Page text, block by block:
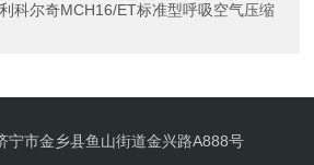
科尔奇MCH16/ET标准型呼吸空气压缩
宁市金乡县鱼山街道金兴路A888号